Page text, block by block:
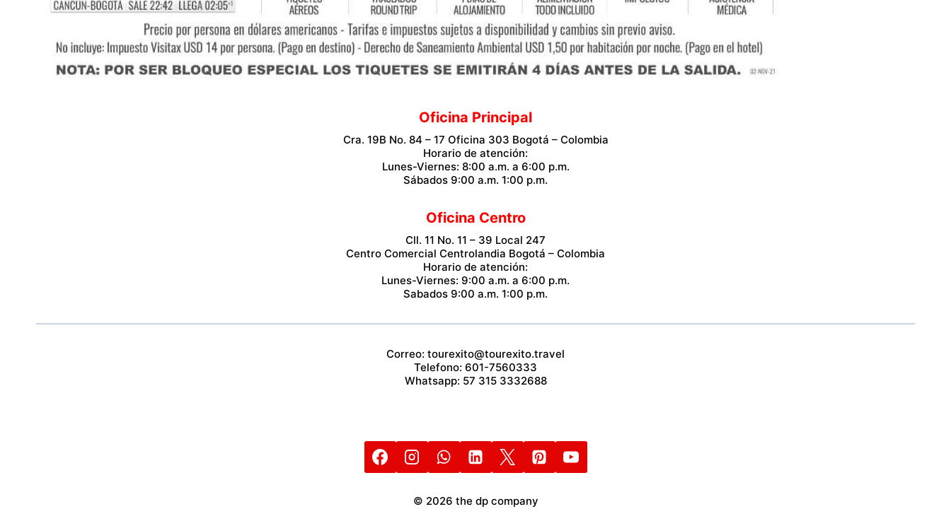
Oficina Principal
Cra. 19B No. 84 – 17 Oficina 303 Bogotá – Colombia
Horario de atención:
Lunes-Viernes: 8:00 a.m. a 6:00 p.m.
Sábados 9:00 a.m. 1:00 p.m.
Oficina Centro
Cll. 11 No. 11 – 39 Local 247
Centro Comercial Centrolandia Bogotá – Colombia
Horario de atención:
Lunes-Viernes: 9:00 a.m. a 6:00 p.m.
Sabados 9:00 a.m. 1:00 p.m.
Correo: tourexito@tourexito.travel
Telefono: 601-7560333
Whatsapp: 57 315 3332688
© 2026 the dp company